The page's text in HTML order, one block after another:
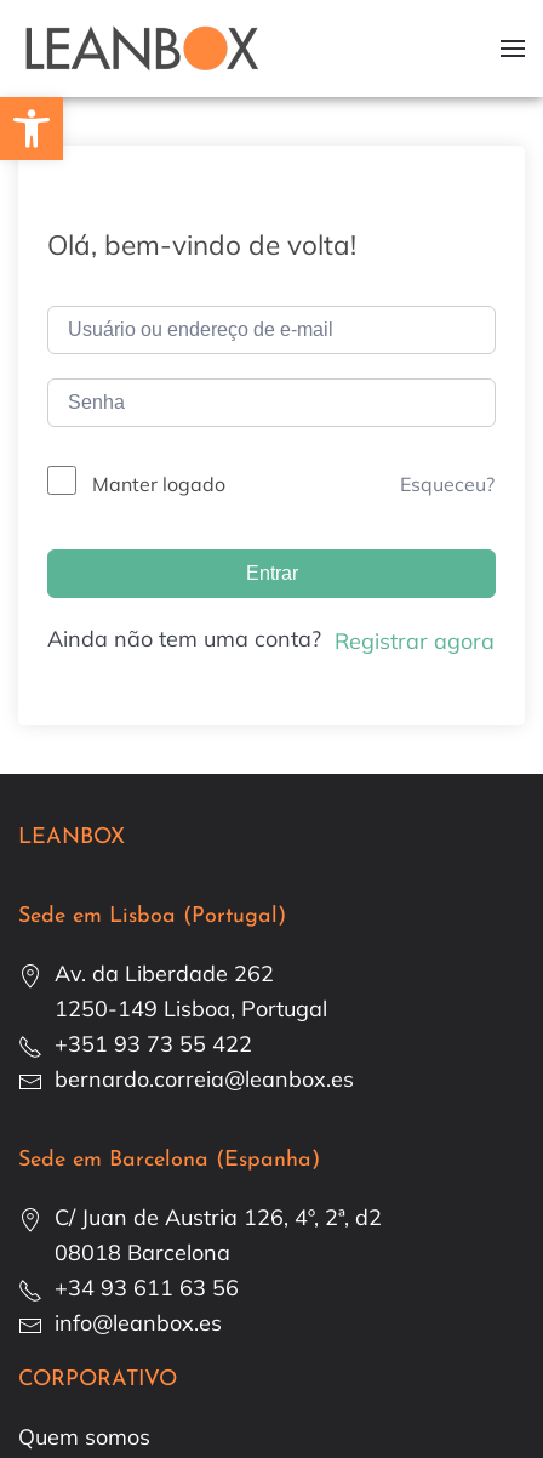
Barra de Ferramentas Aberta
Skip to main content
Olá, bem-vindo de volta!
Manter logado Esqueceu?
Entrar
Ainda não tem uma conta? Registrar agora
LEANBOX
Sede em Lisboa (Portugal)
Av. da Liberdade 262
1250-149 Lisboa, Portugal
+351 93 73 55 422
bernardo.correia@leanbox.es
Sede em Barcelona (Espanha)
C/ Juan de Austria 126, 4º, 2ª, d2
08018 Barcelona
+34 93 611 63 56
info@leanbox.es
CORPORATIVO
Quem somos